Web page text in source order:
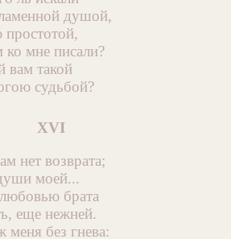
душой,
простотой,
мне писали?
вам такой
судьбой?
XVI
нет возврата;
моей...
брата
еще нежней.
без гнева: